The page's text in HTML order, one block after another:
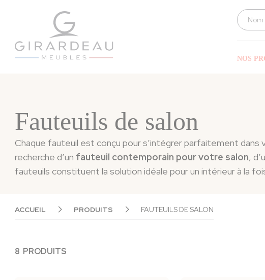
Search
for:
NOS
Fauteuils de salon
Chaque fauteuil est conçu pour s’intégrer parfaitement
recherche d’un fauteuil contemporain pour votre salon,
fauteuils constituent la solution idéale pour un intérieur à la
ACCUEIL PRODUITS FAUTEUILS DE SALON
8 PRODUITS